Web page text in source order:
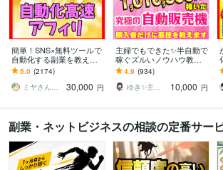
簡単！SNS×無料ツールで
自動化する副業を教えま
す 【マンツーマンサポー
ト】3ステップ作業！仕組
みを増産で加速化
5.0 (2174)
ミヤさん【ネットで月収450万円達成】
30,000 円
主婦でもできた✨半自動で
稼ぐズルいノウハウ教え
ます 3ステップで作成可
能！ほぼ放置で稼ぐ前代
未聞のおすすめ副業！
4.9 (934)
ゆき✨主婦でも月収100万円✨
10,000 円
副業・ネットビジネスの相談の定番サー